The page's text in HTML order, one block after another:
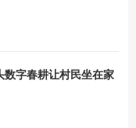
数字春耕让村民坐在家